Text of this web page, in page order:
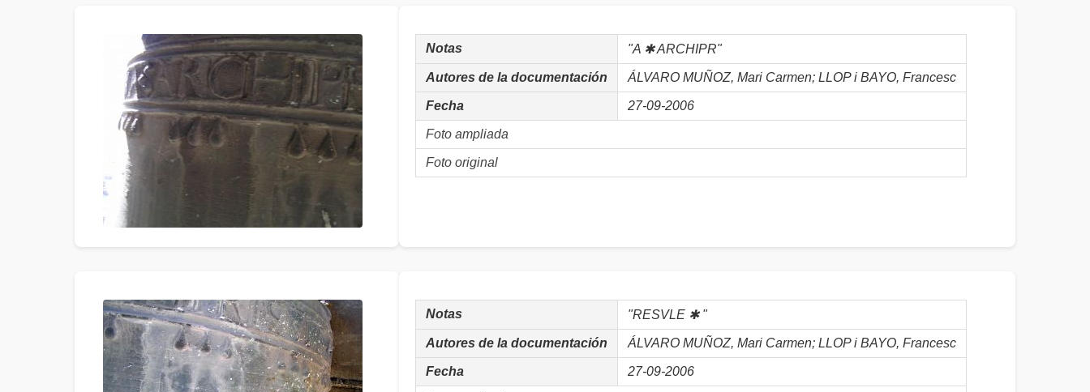
Notas "A ✱ ARCHIPR"
Autores de la documentación ÁLVARO MUÑOZ, Mari Carmen; LLOP i BAYO, Francesc
Fecha 27-09-2006
Foto ampliada
Foto original
Notas "RESVLE ✱ "
Autores de la documentación ÁLVARO MUÑOZ, Mari Carmen; LLOP i BAYO, Francesc
Fecha 27-09-2006